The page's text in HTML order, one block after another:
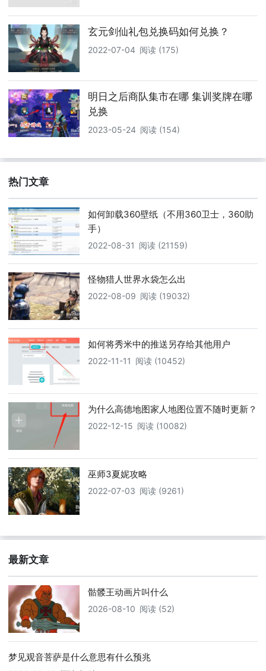
玄元剑仙礼包兑换码如何兑换？
2022-07-04 阅读 (175)
明日之后商队集市在哪 集训奖牌在哪
兑换
2023-05-24 阅读 (154)
热门文章
如何卸载360壁纸（不用360卫士，360助
手）
2022-08-31 阅读 (21159)
怪物猎人世界水袋怎么出
2022-08-09 阅读 (19032)
如何将秀米中的推送另存给其他用户
2022-11-11 阅读 (10452)
为什么高德地图家人地图位置不随时更新？
2022-12-15 阅读 (10082)
巫师3夏妮攻略
2022-07-03 阅读 (9261)
最新文章
骷髅王动画片叫什么
2026-08-10 阅读 (52)
梦见观音菩萨是什么意思有什么预兆